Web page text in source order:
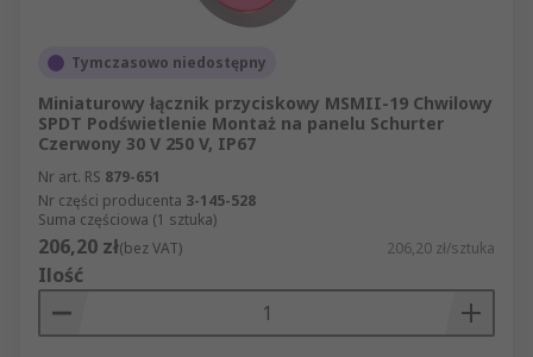
Tymczasowo niedostępny
Miniaturowy łącznik przyciskowy MSMII-19 Chwilowy
SPDT Podświetlenie Montaż na panelu Schurter
Czerwony 30 V 250 V, IP67
Nr art. RS 879-651
Nr części producenta 3-145-528
Suma częściowa (1 sztuka)
206,20 zł(bez VAT) 206,20 zł/sztuka
Ilość